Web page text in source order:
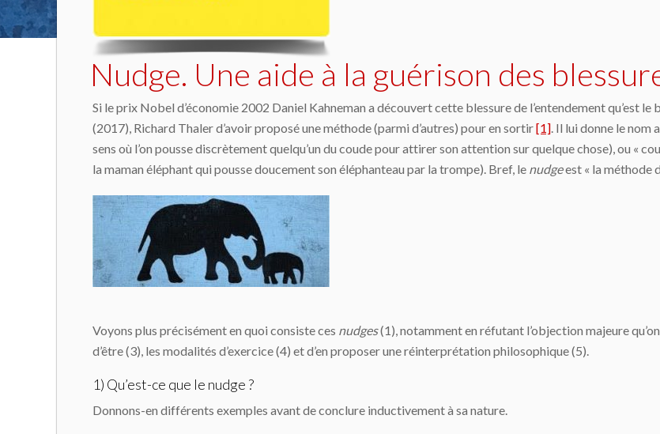
Nudge. Une aide à la guérison des
Si le prix Nobel d’économie 2002 Daniel Kahneman a découvert cette blessure de l’entendement qu’est
(2017), Richard Thaler d’avoir proposé une méthode (parmi d’autres) pour en sortir[1]. Il lui donne le nom
sens où l’on pousse discrètement quelqu’un du coude pour attirer son attention sur quelque chose), ou «
la maman éléphant qui pousse doucement son éléphanteau par la trompe). Bref, le nudgeest « la méthode
Voyons plus précisément en quoi consiste ces nudges(1), notamment en réfutant l’objection majeure
d’être (3), les modalités d’exercice (4) et d’en proposer une réinterprétation philosophique (5).
1) Qu’est-ce que le nudge ?
Donnons-en différents exemples avant de conclure inductivement à sa nature.